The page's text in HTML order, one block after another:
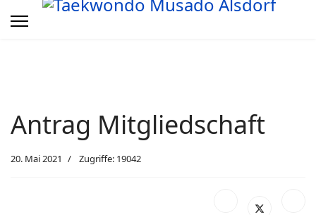
Antrag Mitgliedschaft
20. Mai 2021 Zugriffe: 19042